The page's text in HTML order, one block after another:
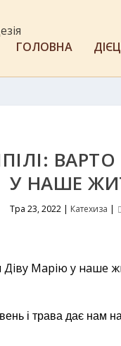
ГОЛОВНА
У НАШЕ
Тра 23, 2022| Катехиза |
і трава дає нам